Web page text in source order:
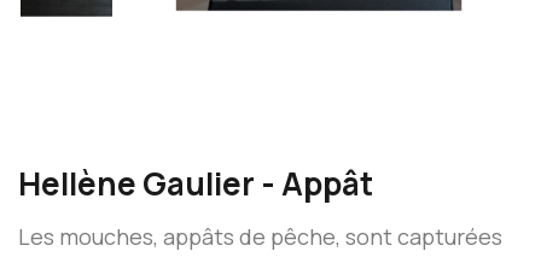
Hellène Gaulier - Appât
Les mouches, appâts de pêche, sont capturées